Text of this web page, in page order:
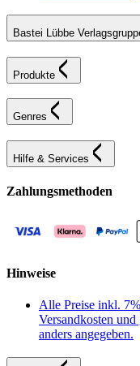
Bastei Lübbe
Produkte
Genres
Hilfe & Services
Zahlungsmethoden
Hinweise
Alle Preise inkl.
Versandkosten
anders angegeben.